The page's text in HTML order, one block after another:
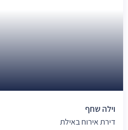
וילה שחף
דירת אירוח באילת